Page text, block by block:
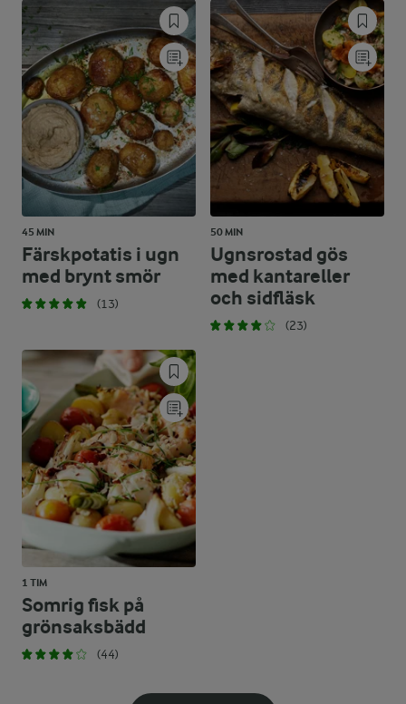
45 MIN
Färskpotatis i ugn
med brynt smör
(13)
50 MIN
Ugnsrostad gös
med kantareller
och sidfläsk
(23)
1 TIM
Somrig fisk på
grönsaksbädd
(44)